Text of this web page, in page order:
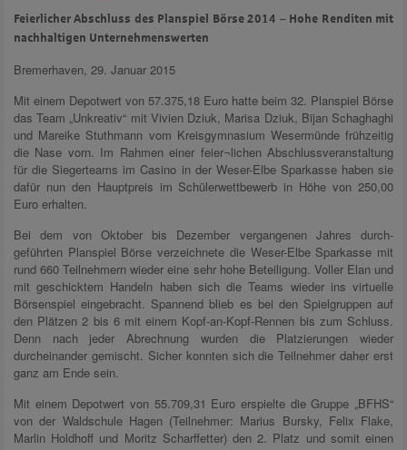
Feierlicher Abschluss des Planspiel Börse 2014 – Hohe Renditen mit
nachhaltigen Unternehmenswerten
Bremerhaven, 29. Januar 2015
Mit einem Depotwert von 57.375,18 Euro hatte beim 32. Planspiel Börse
das Team „Unkreativ“ mit Vivien Dziuk, Marisa Dziuk, Bijan Schaghaghi
und Mareike Stuthmann vom Kreisgymnasium Wesermünde frühzeitig
die Nase vorn. Im Rahmen einer feier¬lichen Abschlussveranstaltung
für die Siegerteams im Casino in der Weser-Elbe Sparkasse haben sie
dafür nun den Hauptpreis im Schülerwettbewerb in Höhe von 250,00
Euro erhalten.
Bei dem von Oktober bis Dezember vergangenen Jahres durch-
geführten Planspiel Börse verzeichnete die Weser-Elbe Sparkasse mit
rund 660 Teilnehmern wieder eine sehr hohe Beteiligung. Voller Elan und
mit geschicktem Handeln haben sich die Teams wieder ins virtuelle
Börsenspiel eingebracht. Spannend blieb es bei den Spielgruppen auf
den Plätzen 2 bis 6 mit einem Kopf-an-Kopf-Rennen bis zum Schluss.
Denn nach jeder Abrechnung wurden die Platzierungen wieder
durcheinander gemischt. Sicher konnten sich die Teilnehmer daher erst
ganz am Ende sein.
Mit einem Depotwert von 55.709,31 Euro erspielte die Gruppe „BFHS“
von der Waldschule Hagen (Teilnehmer: Marius Bursky, Felix Flake,
Marlin Holdhoff und Moritz Scharffetter) den 2. Platz und somit einen